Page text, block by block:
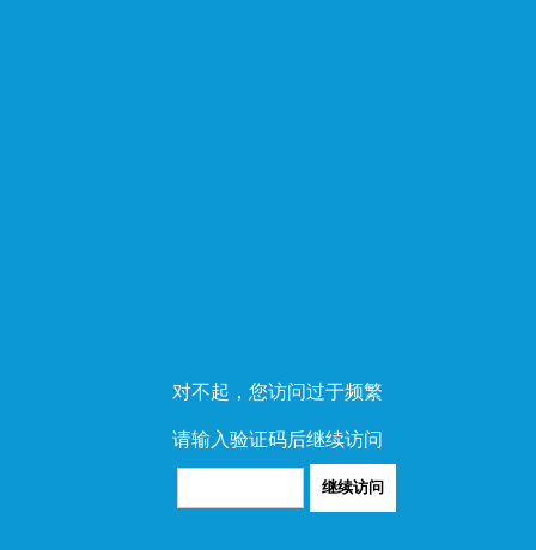
对不起，您访问过于频繁
请输入验证码后继续访问
继续访问